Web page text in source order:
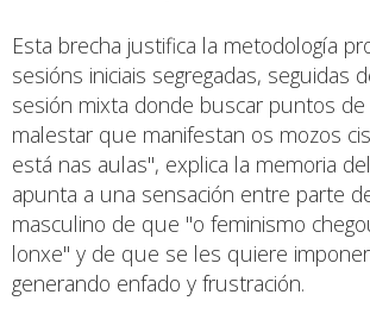
Esta brecha justifica la metodología
sesións iniciais segregadas, seguidas
sesión mixta donde buscar puntos
malestar que manifestan os mozos
está nas aulas", explica la memoria
apunta a una sensación entre parte
masculino de que "o feminismo
lonxe" y de que se les quiere
generando enfado y frustración.